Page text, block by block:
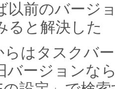
以前のバージ
ると解決した
らはタスクバ
バージョンな